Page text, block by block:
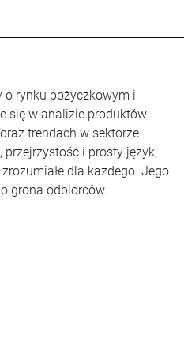
o rynku pożyczkowym i
się w analizie produktów
trendach w sektorze
i prosty język,
dla każdego. Jego
grona odbiorców.